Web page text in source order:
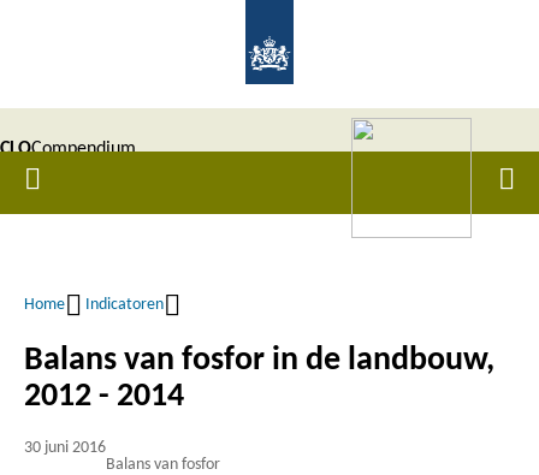
inhoud
gaan
CLOCompendium
voor de
Home
Kruimelpad
Home Indicatoren
Balans van fosfor in de landbouw,
2012 - 2014
30 juni 2016
Balans van fosfor